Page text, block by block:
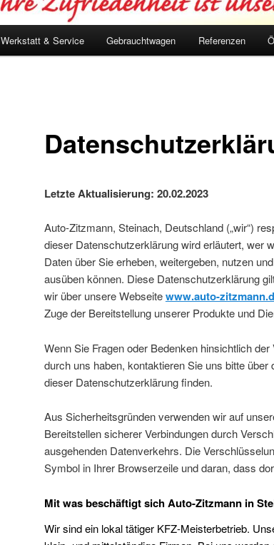
Werkstatt & Service Gebrauchtwagen Referenzen
Letzte Aktualisierung: 20.02.2023
Auto-Zitzmann, Steinach, Deutschland („wir“)
dieser Datenschutzerklärung wird erläutert, wer
Daten über Sie erheben, weitergeben, nutzen
ausüben können. Diese Datenschutzerklärung
wir über unsere Webseitewww.auto-
Zuge der Bereitstellung unserer Produkte und
Wenn Sie Fragen oder Bedenken hinsichtlich
durch uns haben, kontaktieren Sie uns bitte über
dieser Datenschutzerklärung finden.
Aus Sicherheitsgründen verwenden wir auf
Bereitstellen sicherer Verbindungen durch
ausgehenden Datenverkehrs. Die
Symbol in Ihrer Browserzeile und daran, dass
Mit was beschäftigt sich Auto-Zitzmann in
Wir sind ein lokal tätiger KFZ-Meisterbetrieb.